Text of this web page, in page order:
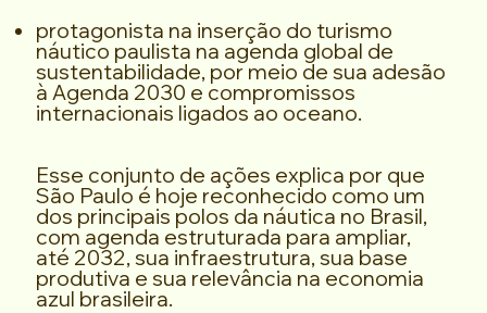
protagonista na inserção do turismo
náutico paulista na agenda global de
sustentabilidade, por meio de sua adesão
à Agenda 2030 e compromissos
internacionais ligados ao oceano.
Esse conjunto de ações explica por que
São Paulo é hoje reconhecido como um
dos principais polos da náutica no Brasil,
com agenda estruturada para ampliar,
até 2032, sua infraestrutura, sua base
produtiva e sua relevância na economia
azul brasileira.